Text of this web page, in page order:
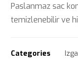
Paslanmaz sac
temizlenebilir ve
Categories